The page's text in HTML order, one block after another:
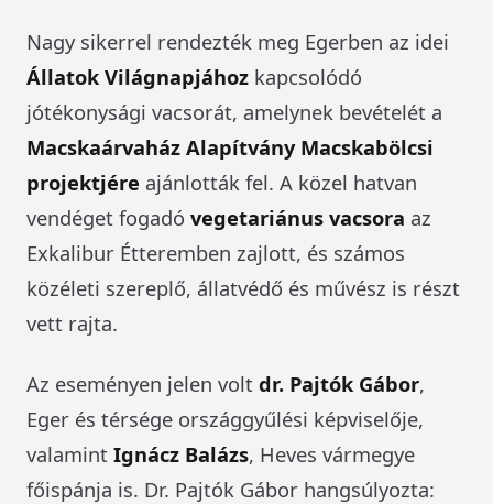
Nagy sikerrel rendezték meg Egerben az idei
Állatok Világnapjához kapcsolódó
jótékonysági vacsorát, amelynek bevételét a
Macskaárvaház Alapítvány Macskabölcsi
projektjére ajánlották fel. A közel hatvan
vendéget fogadó vegetariánus vacsora az
Exkalibur Étteremben zajlott, és számos
közéleti szereplő, állatvédő és művész is részt
vett rajta.
Az eseményen jelen volt dr. Pajtók Gábor,
Eger és térsége országgyűlési képviselője,
valamint Ignácz Balázs, Heves vármegye
főispánja is. Dr. Pajtók Gábor hangsúlyozta: